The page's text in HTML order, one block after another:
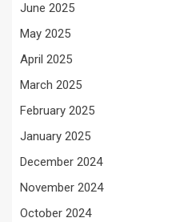
June 2025
May 2025
April 2025
March 2025
February 2025
January 2025
December 2024
November 2024
October 2024